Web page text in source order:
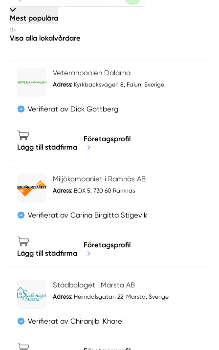
Mest populära
Visa alla lokalvårdare
Veteranpoolen Dalarna
Adress: Kyrkbacksvägen 8, Falun, Sverige
Verifierat av Dick Gottberg
Lägg till städfirma
Företagsprofil
Miljökompaniet i Ramnäs AB
Adress: BOX 5, 730 60 Ramnäs
Verifierat av Carina Birgitta Stigevik
Lägg till städfirma
Företagsprofil
Städbolaget i Märsta AB
Adress: Heimdalsgatan 22, Märsta, Sverige
Verifierat av Chiranjibi Kharel